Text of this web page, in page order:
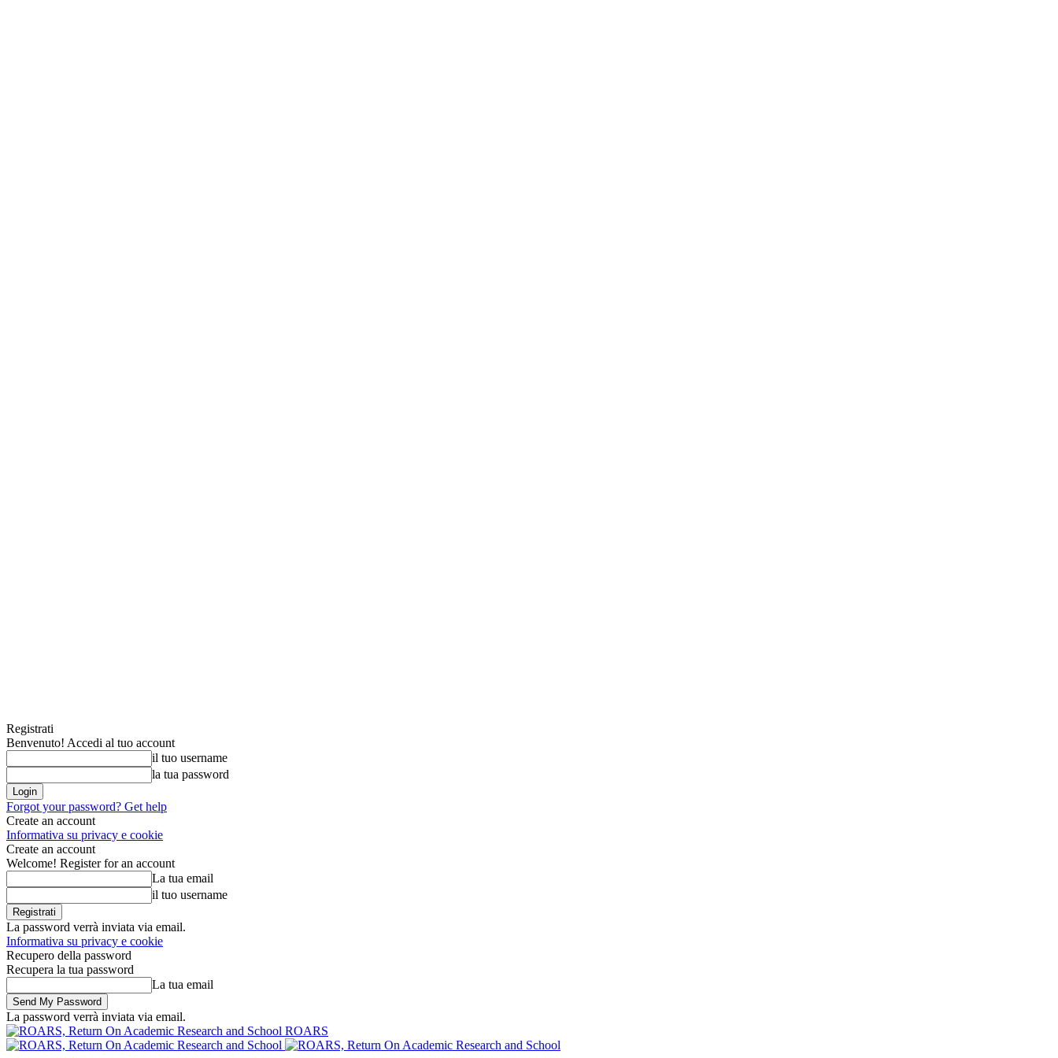
Registrati
Benvenuto! Accedi al tuo account
il tuo username
la tua password
Forgot your password? Get help
Create an account
Informativa su privacy e cookie
Create an account
Welcome! Register for an account
La tua email
il tuo username
La password verrà inviata via email.
Informativa su privacy e cookie
Recupero della password
Recupera la tua password
La tua email
La password verrà inviata via email.
ROARS